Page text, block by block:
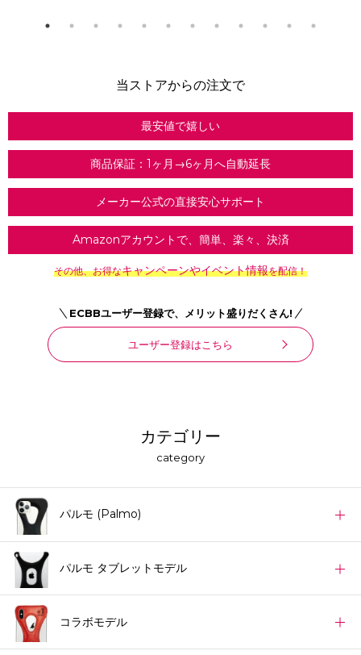
当ストアからの注文で
最安値で嬉しい
商品保証：1ヶ月→6ヶ月へ自動延長
メーカー公式の直接安心サポート
Amazonアカウントで、簡単、楽々、決済
その他、お得なキャンペーンやイベント情報を配信！
ECBBユーザー登録で、メリット盛りだくさん!
ユーザー登録はこちら
カテゴリー
category
パルモ (Palmo)
パルモ タブレットモデル
コラボモデル